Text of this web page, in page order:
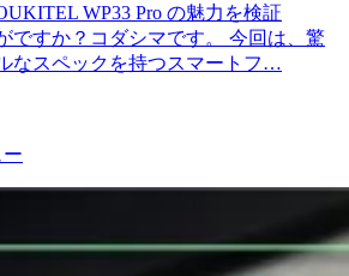
WP33 Pro の魅力を検証
ですか？コダシマです。 今回は、驚
なスペックを持つスマートフ…